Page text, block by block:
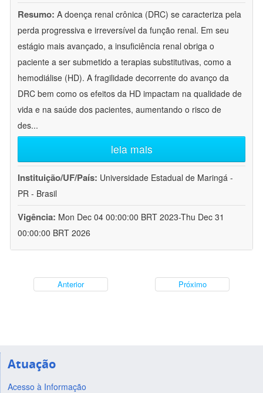
Resumo: A doença renal crônica (DRC) se caracteriza pela
perda progressiva e irreversível da função renal. Em seu
estágio mais avançado, a insuficiência renal obriga o
paciente a ser submetido a terapias substitutivas, como a
hemodiálise (HD). A fragilidade decorrente do avanço da
DRC bem como os efeitos da HD impactam na qualidade de
vida e na saúde dos pacientes, aumentando o risco de
des...
leia mais
Instituição/UF/País: Universidade Estadual de Maringá -
PR - Brasil
Vigência: Mon Dec 04 00:00:00 BRT 2023-Thu Dec 31
00:00:00 BRT 2026
Anterior Próximo
Atuação
Acesso à Informação